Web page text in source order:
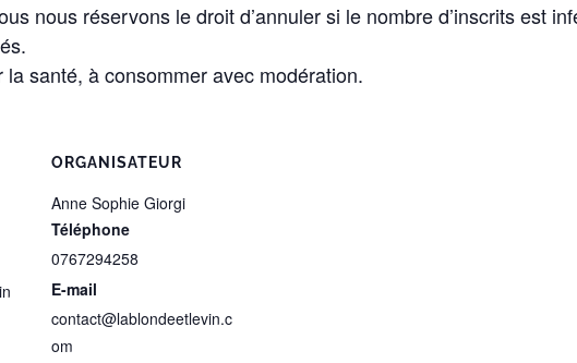
nous réservons le droit d’annuler si le nombre d’inscrits est
la santé, à consommer avec modération.
ORGANISATEUR
Anne Sophie Giorgi
Téléphone
0767294258
E-mail
contact@lablondeetlevin.c
om